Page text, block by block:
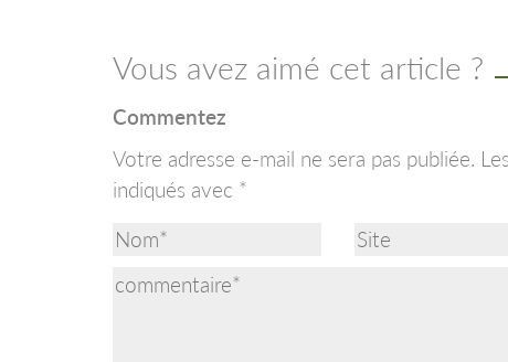
Vous avez aimé cet article ?
Commentez
Votre adresse e-mail ne sera pas publiée.
indiqués avec *